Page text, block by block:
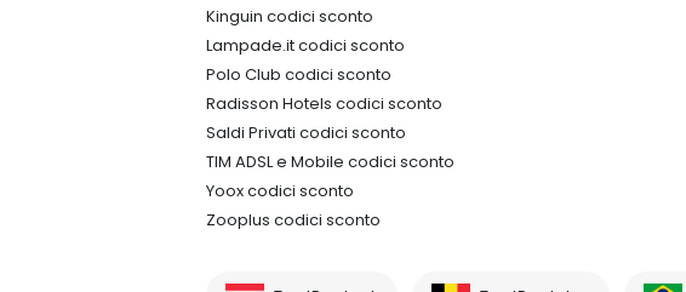
Kinguin codici sconto
Lampade.it codici sconto
Polo Club codici sconto
Radisson Hotels codici sconto
Saldi Privati codici sconto
TIM ADSL e Mobile codici sconto
Yoox codici sconto
Zooplus codici sconto